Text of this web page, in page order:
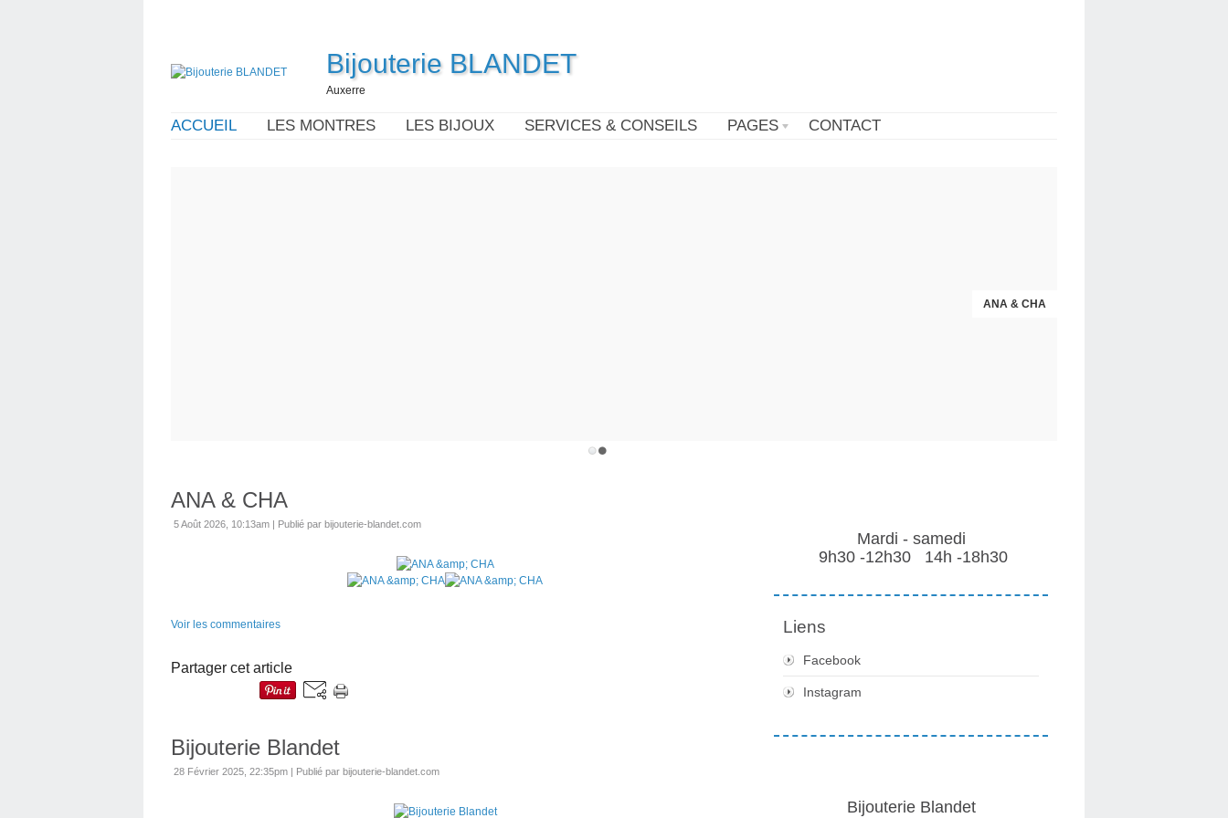
Bijouterie BLANDET
Auxerre
ACCUEIL LES MONTRES LES BIJOUX SERVICES & CONSEILS PAGES CONTACT
ANA & CHA
BIJOUTERIE BLANDET
ANA & CHA
5 Août 2026, 10:13am | Publié par bijouterie-blandet.com
Voir les commentaires
Partager cet article
Bijouterie Blandet
28 Février 2025, 22:35pm | Publié par bijouterie-blandet.com
Mardi - samedi
9h30 -12h30 14h -18h30
Liens
Facebook
Instagram
Bijouterie Blandet